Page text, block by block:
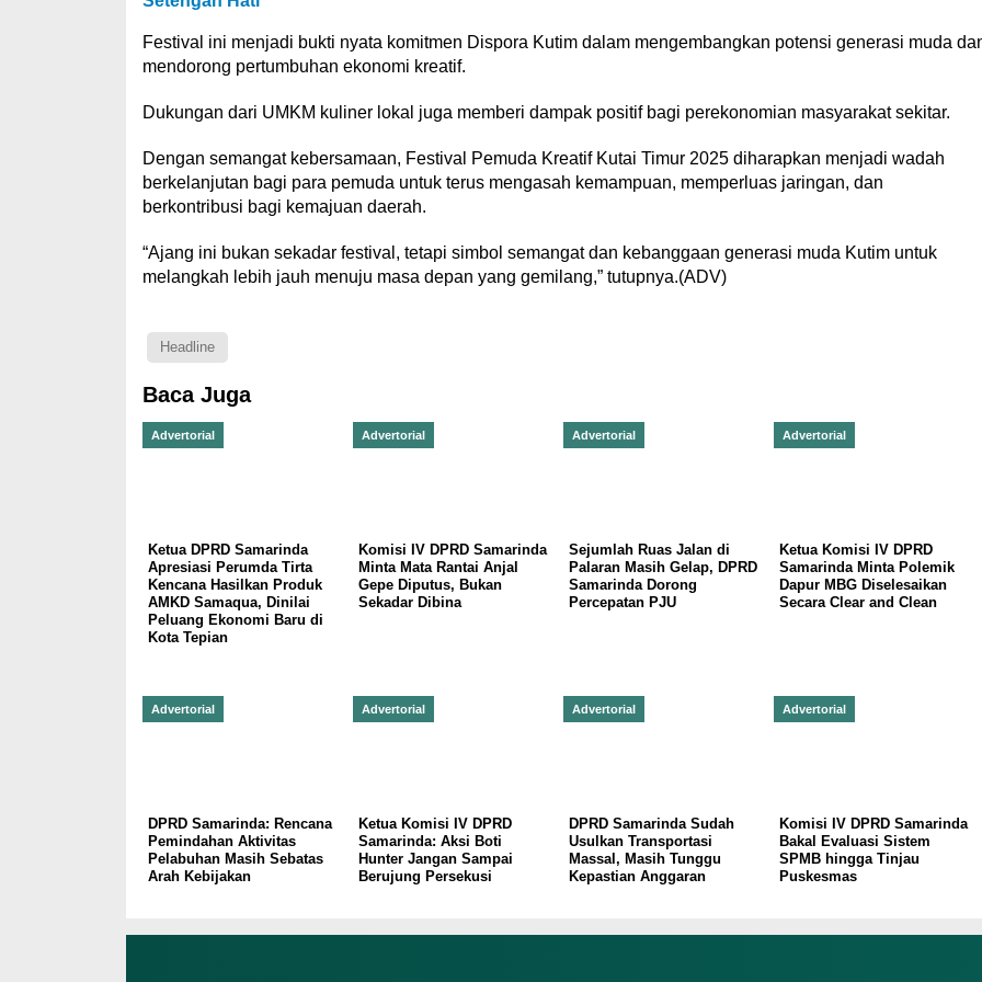
Festival ini menjadi bukti nyata komitmen Dispora Kutim dalam mengembangkan potensi generasi muda
mendorong pertumbuhan ekonomi kreatif.
Dukungan dari UMKM kuliner lokal juga memberi dampak positif bagi perekonomian masyarakat sekitar.
Dengan semangat kebersamaan, Festival Pemuda Kreatif Kutai Timur 2025 diharapkan menjadi wadah
berkelanjutan bagi para pemuda untuk terus mengasah kemampuan, memperluas jaringan, dan
berkontribusi bagi kemajuan daerah.
“Ajang ini bukan sekadar festival, tetapi simbol semangat dan kebanggaan generasi muda Kutim untuk
melangkah lebih jauh menuju masa depan yang gemilang,” tutupnya.(ADV)
Headline
Baca Juga
Advertorial
Ketua DPRD Samarinda
Apresiasi Perumda Tirta
Kencana Hasilkan Produk
AMKD Samaqua, Dinilai
Peluang Ekonomi Baru di
Kota Tepian
Advertorial
Komisi IV DPRD Samarinda
Minta Mata Rantai Anjal
Gepe Diputus, Bukan
Sekadar Dibina
Advertorial
Sejumlah Ruas Jalan di
Palaran Masih Gelap, DPRD
Samarinda Dorong
Percepatan PJU
Advertorial
Ketua Komisi IV DPRD
Samarinda Minta Polemik
Dapur MBG Diselesaikan
Secara Clear and Clean
Advertorial
DPRD Samarinda: Rencana
Pemindahan Aktivitas
Pelabuhan Masih Sebatas
Arah Kebijakan
Advertorial
Ketua Komisi IV DPRD
Samarinda: Aksi Boti
Hunter Jangan Sampai
Berujung Persekusi
Advertorial
DPRD Samarinda Sudah
Usulkan Transportasi
Massal, Masih Tunggu
Kepastian Anggaran
Advertorial
Komisi IV DPRD Samarinda
Bakal Evaluasi Sistem
SPMB hingga Tinjau
Puskesmas